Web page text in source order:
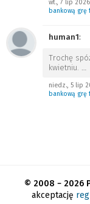
wt., 7 lip
bankową grę
human1:
Trochę
kwietniu.
niedz., 5 lip
bankową grę
© 2008 − 2026
akceptację